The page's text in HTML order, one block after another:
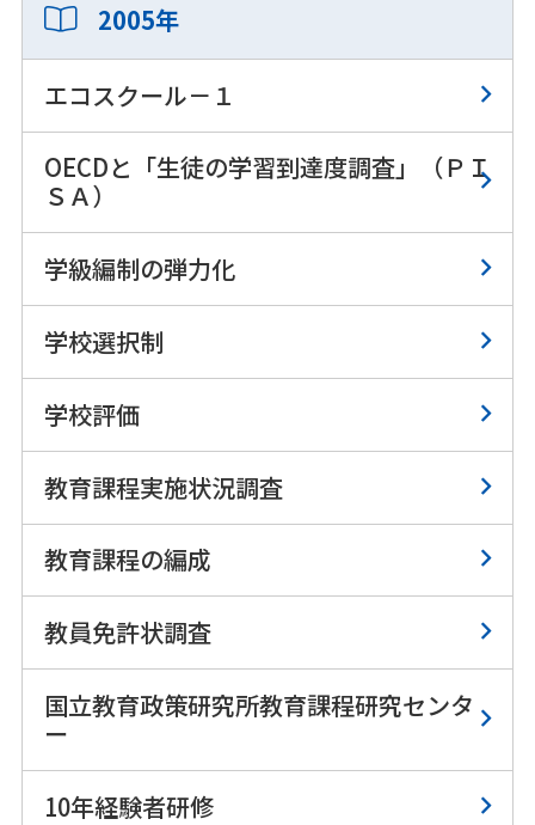
2005年
エコスクール－１
OECDと「生徒の学習到達度調査」（ＰＩ
ＳＡ）
学級編制の弾力化
学校選択制
学校評価
教育課程実施状況調査
教育課程の編成
教員免許状調査
国立教育政策研究所教育課程研究センタ
ー
10年経験者研修